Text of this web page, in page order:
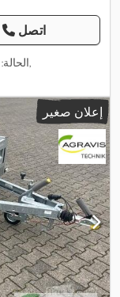
اتصل
الحالة:,
إعلان صغير